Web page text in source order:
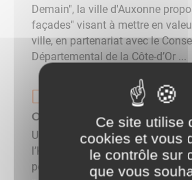
Demain", la ville d'Auxonne
façades" visant à mettre en
ville, en partenariat avec le
Départemental de la Côte-d’Or ...
OPAH-RU
Une Opération Programmée
l’Habitat de Renouvellement
permet notamment
Ce site utilise
cookies et vous
le contrôle sur
que vous